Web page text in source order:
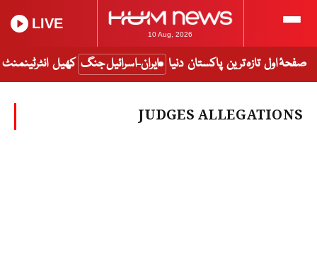
10 Aug, 2026
LIVE
صفحۂ اول تازہ ترین پاکستان دنیا ایران-اسرائیل جنگ کھیل انٹرٹینمنٹ
JUDGES ALLEGATIONS